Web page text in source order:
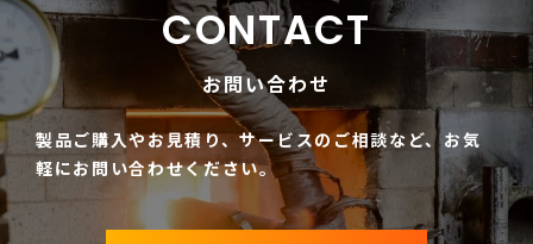
CONTACT
お問い合わせ
製品ご購入やお見積り、サービスのご相談など、 お気
軽にお問い合わせください。